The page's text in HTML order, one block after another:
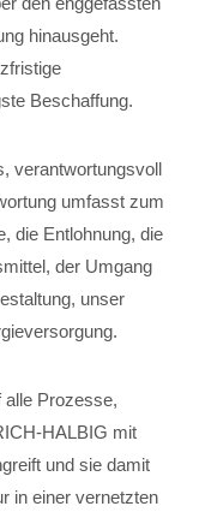
hinausgeht.
Beschaffung.
verantwortungsvoll
umfasst zum
die Entlohnung, die
der Umgang
unser
alle Prozesse,
HALBIG mit
und sie damit
in einer vernetzten